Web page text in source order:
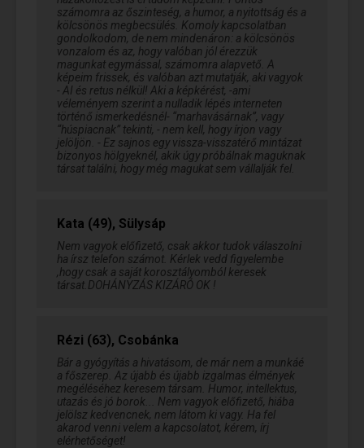
számomra az őszinteség, a humor, a nyitottság és a
kölcsönös megbecsülés. Komoly kapcsolatban
gondolkodom, de nem mindenáron: a kölcsönös
vonzalom és az, hogy valóban jól érezzük
magunkat egymással, számomra alapvető. A
képeim frissek, és valóban azt mutatják, aki vagyok
- AI és retus nélkül! Aki a képkérést, -ami
véleményem szerint a nulladik lépés interneten
történő ismerkedésnél- “marhavásárnak”, vagy
“húspiacnak” tekinti, - nem kell, hogy írjon vagy
jelöljön. - Ez sajnos egy vissza-visszatérő mintázat
bizonyos hölgyeknél, akik úgy próbálnak maguknak
társat találni, hogy még magukat sem vállalják fel.
Kata (49), Sülysáp
Nem vagyok előfizető, csak akkor tudok válaszolni
ha írsz telefon számot. Kérlek vedd figyelembe
,hogy csak a saját korosztályomból keresek
társat.DOHÁNYZÁS KIZÁRÓ OK !
Rézi (63), Csobánka
Bár a gyógyítás a hivatásom, de már nem a munkáé
a főszerep. Az újabb és újabb izgalmas élmények
megéléséhez keresem társam. Humor, intellektus,
utazás és jó borok... Nem vagyok előfizető, hiába
jelölsz kedvencnek, nem látom ki vagy. Ha fel
akarod venni velem a kapcsolatot, kérem, írj
elérhetőséget!